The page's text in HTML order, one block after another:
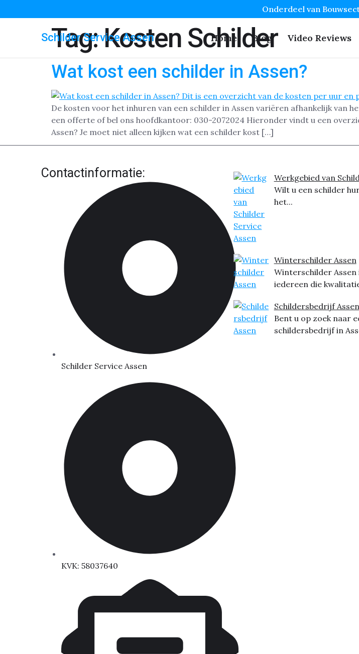
Onderdeel van
Schilder Service Assen Home Blog Video Reviews
Tag:Kosten Schilder
Wat kost een schilder in Assen?
De kosten voor het inhuren van een schilder in Assen variëren afhankelijk van
een offerte of bel ons hoofdkantoor: 030-2072024 Hieronder vindt u een
Assen? Je moet niet alleen kijken wat een schilder kost […]
Contactinformatie:
Schilder Service Assen
KVK: 58037640
Werkgebied van
Wilt u een schilder
het...
Winterschilder Assen
Winterschilder
iedereen die
Schildersbedrijf Assen
Bent u op zoek naar
schildersbedrijf in